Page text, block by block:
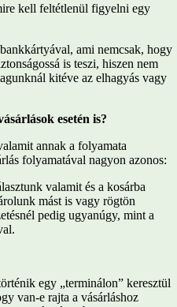
kell feltétlenül figyelni egy
ami nemcsak, hogy
is teszi, hiszen nem
kitéve az elhagyás vagy
esetén is?
annak a folyamata
folyamatával nagyon azonos:
valamit és a kosárba
mást is vagy rögtön
pedig ugyanúgy, mint a
egy „terminálon” keresztül
van-e rajta a vásárláshoz